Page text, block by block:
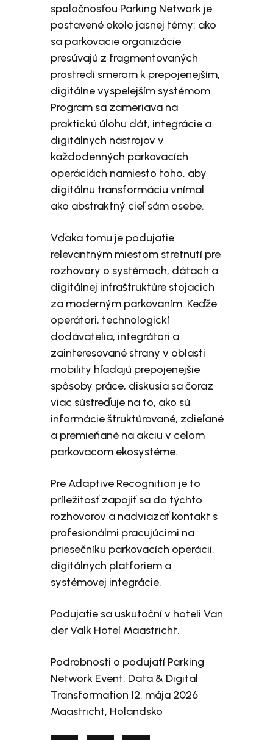
spoločnosťou Parking Network je
postavené okolo jasnej témy: ako
sa parkovacie organizácie
presúvajú z fragmentovaných
prostredí smerom k prepojenejším,
digitálne vyspelejším systémom.
Program sa zameriava na
praktickú úlohu dát, integrácie a
digitálnych nástrojov v
každodenných parkovacích
operáciách namiesto toho, aby
digitálnu transformáciu vnímal
ako abstraktný cieľ sám osebe.
Vďaka tomu je podujatie
relevantným miestom stretnutí pre
rozhovory o systémoch, dátach a
digitálnej infraštruktúre stojacich
za moderným parkovaním. Keďže
operátori, technologickí
dodávatelia, integrátori a
zainteresované strany v oblasti
mobility hľadajú prepojenejšie
spôsoby práce, diskusia sa čoraz
viac sústreďuje na to, ako sú
informácie štruktúrované, zdieľané
a premieňané na akciu v celom
parkovacom ekosystéme.
Pre Adaptive Recognition je to
príležitosť zapojiť sa do týchto
rozhovorov a nadviazať kontakt s
profesionálmi pracujúcimi na
priesečníku parkovacích operácií,
digitálnych platforiem a
systémovej integrácie.
Podujatie sa uskutoční v hoteli Van
der Valk Hotel Maastricht.
Podrobnosti o podujatí Parking
Network Event: Data & Digital
Transformation 12. mája 2026
Maastricht, Holandsko